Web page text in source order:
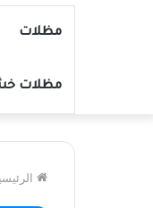
مظلات
مظلات